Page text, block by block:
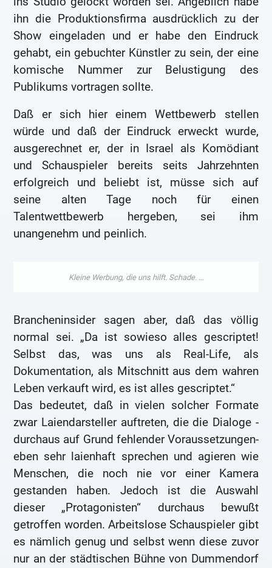
ihn die Produktionsfirma ausdrücklich zu der
Show eingeladen und er habe den Eindruck
gehabt, ein gebuchter Künstler zu sein, der eine
komische Nummer zur Belustigung des
Publikums vortragen sollte.
Daß er sich hier einem Wettbewerb stellen
würde und daß der Eindruck erweckt wurde,
ausgerechnet er, der in Israel als Komödiant
und Schauspieler bereits seits Jahrzehnten
erfolgreich und beliebt ist, müsse sich auf
seine alten Tage noch für einen
Talentwettbewerb hergeben, sei ihm
unangenehm und peinlich.
Brancheninsider sagen aber, daß das völlig
normal sei. „Da ist sowieso alles gescriptet!
Selbst das, was uns als Real-Life, als
Dokumentation, als Mitschnitt aus dem wahren
Leben verkauft wird, es ist alles gescriptet.“
Das bedeutet, daß in vielen solcher Formate
zwar Laiendarsteller auftreten, die die Dialoge -
durchaus auf Grund fehlender Voraussetzungen-
eben sehr laienhaft sprechen und agieren wie
Menschen, die noch nie vor einer Kamera
gestanden haben. Jedoch ist die Auswahl
dieser „Protagonisten“ durchaus bewußt
getroffen worden. Arbeitslose Schauspieler gibt
es nämlich genug und selbst wenn diese zuvor
nur an der städtischen Bühne von Dummendorf